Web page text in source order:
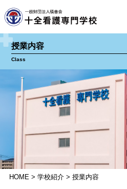
授業内容
Class
HOME > 学校紹介 > 授業内容